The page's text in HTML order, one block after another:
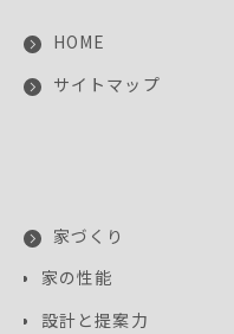
HOME
サイトマップ
家づくり
家の性能
設計と提案力